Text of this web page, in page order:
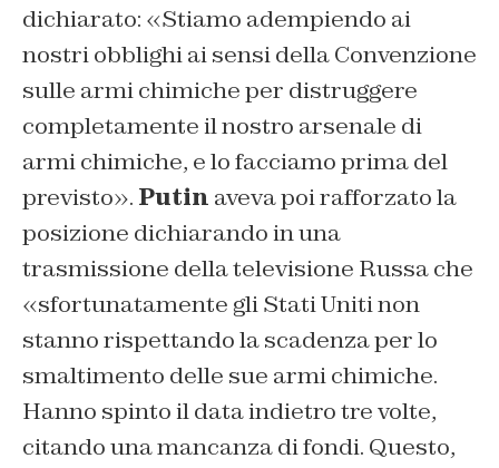
dichiarato: «Stiamo adempiendo ai
nostri obblighi ai sensi della Convenzione
sulle armi chimiche per distruggere
completamente il nostro arsenale di
armi chimiche, e lo facciamo prima del
previsto». Putin aveva poi rafforzato la
posizione dichiarando in una
trasmissione della televisione Russa che
«sfortunatamente gli Stati Uniti non
stanno rispettando la scadenza per lo
smaltimento delle sue armi chimiche.
Hanno spinto il data indietro tre volte,
citando una mancanza di fondi. Questo,